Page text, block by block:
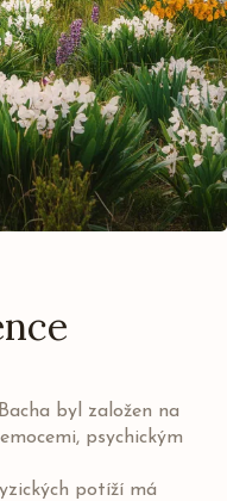
byl založen na
psychickým
potíží má